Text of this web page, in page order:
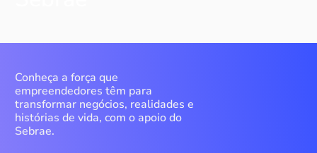
Conheça a força que
empreendedores têm para
transformar negócios, realidades e
histórias de vida, com o apoio do
Sebrae.